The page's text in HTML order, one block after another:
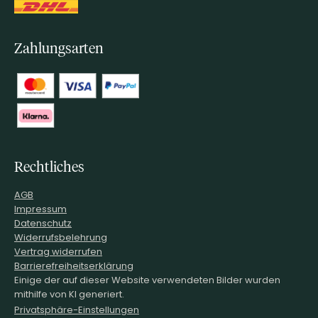
Zahlungsarten
Rechtliches
AGB
Impressum
Datenschutz
Widerrufsbelehrung
Vertrag widerrufen
Barrierefreiheitserklärung
Einige der auf dieser Website verwendeten Bilder wurden
mithilfe von KI generiert.
Privatsphäre-Einstellungen